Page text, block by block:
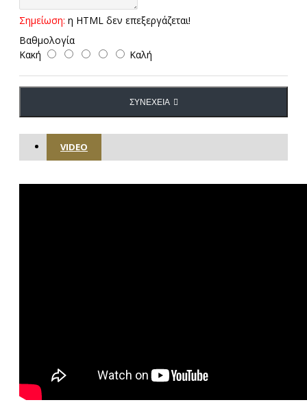
Σημείωση: η HTML δεν επεξεργάζεται!
Βαθμολογία
Κακή
Καλή
ΣΥΝΈΧΕΙΑ
VIDEO